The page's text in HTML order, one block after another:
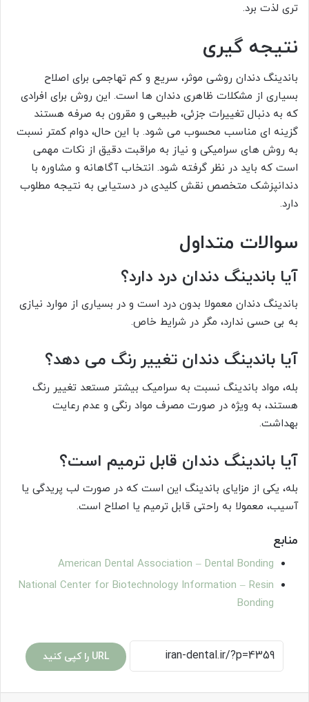
تری لذت برد.
نتیجه گیری
باندینگ دندان روشی موثر، سریع و کم تهاجمی برای اصلاح
بسیاری از مشکلات ظاهری دندان ها است. این روش برای افرادی
که به دنبال تغییرات جزئی، طبیعی و مقرون به صرفه هستند
گزینه ای مناسب محسوب می شود. با این حال، دوام کمتر نسبت
به روش های سرامیکی و نیاز به مراقبت دقیق از نکات مهمی
است که باید در نظر گرفته شود. انتخاب آگاهانه و مشاوره با
دندانپزشک متخصص نقش کلیدی در دستیابی به نتیجه مطلوب
دارد.
سوالات متداول
آیا باندینگ دندان درد دارد؟
باندینگ دندان معمولا بدون درد است و در بسیاری از موارد نیازی
به بی حسی ندارد، مگر در شرایط خاص.
آیا باندینگ دندان تغییر رنگ می دهد؟
بله، مواد باندینگ نسبت به سرامیک بیشتر مستعد تغییر رنگ
هستند، به ویژه در صورت مصرف مواد رنگی و عدم رعایت
بهداشت.
آیا باندینگ دندان قابل ترمیم است؟
بله، یکی از مزایای باندینگ این است که در صورت لب پریدگی یا
آسیب، معمولا به راحتی قابل ترمیم یا اصلاح است.
منابع
American Dental Association – Dental Bonding
National Center for Biotechnology Information – Resin
Bonding
URL را کپی کنید